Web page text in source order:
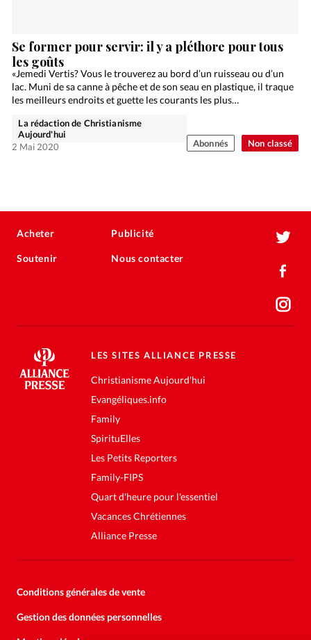
Non classé
Se former pour servir: il y a pléthore pour tous
les goûts
«Jemedi Vertis? Vous le trouverez au bord d’un ruisseau ou d’un
lac. Muni de sa canne à pêche et de son seau en plastique, il traque
les meilleurs endroits et guette les courants les plus…
La rédaction de Christianisme
Aujourd'hui
2 Mai 2020
Abonnés
Acheter
Soutenir
Publicité
Nous contacter
LES SITES ALLIANCE PRESSE
Christianisme Aujourd'hui
Evangéliques.info
Family
SpirituElles
Les Petits Reporters
Family-FIPS
Quart d'heure pour l'essentiel
Vacances Chrétiennes
Alliance Presse
Conditions générales de vente
Gestion des données personnelles